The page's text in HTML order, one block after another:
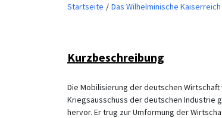
Startseite Das Wilhelminische
Kurzbeschreibung
Die Mobilisierung der deutschen
Kriegsausschuss der deutschen Industrie
hervor. Er trug zur Umformung der